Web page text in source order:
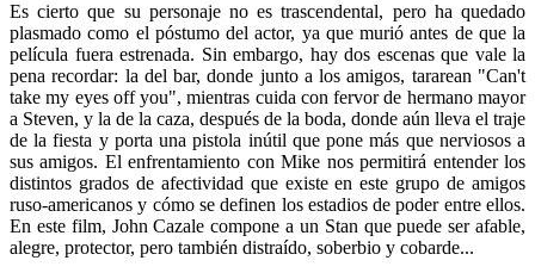
Es cierto que su personaje no es trascendental, pero ha quedado
plasmado como el póstumo del actor, ya que murió antes de que la
película fuera estrenada. Sin embargo, hay dos escenas que vale la
pena recordar: la del bar, donde junto a los amigos, tararean "Can't
take my eyes off you", mientras cuida con fervor de hermano mayor
a Steven, y la de la caza, después de la boda, donde aún lleva el traje
de la fiesta y porta una pistola inútil que pone más que nerviosos a
sus amigos. El enfrentamiento con Mike nos permitirá entender los
distintos grados de afectividad que existe en este grupo de amigos
ruso-americanos y cómo se definen los estadios de poder entre ellos.
En este film, John Cazale compone a un Stan que puede ser afable,
alegre, protector, pero también distraído, soberbio y cobarde...